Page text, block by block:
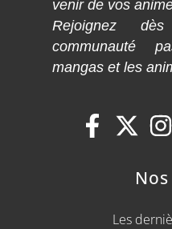
venir de vos
Rejoignez
communauté
mangas et les
Les